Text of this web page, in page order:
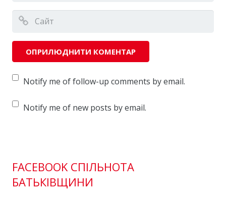
Notify me of follow-up comments by email.
Notify me of new posts by email.
FACEBOOK СПІЛЬНОТА
БАТЬКІВЩИНИ